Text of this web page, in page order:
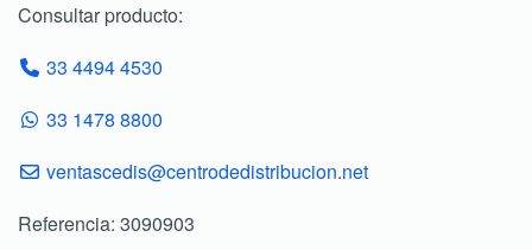
Consultar producto:
33 4494 4530
33 1478 8800
ventascedis@centrodedistribucion.net
Referencia: 3090903